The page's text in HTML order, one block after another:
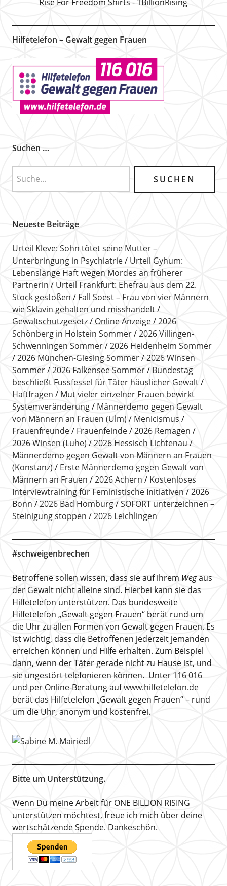
Rise For Freedom Shirts - 1BillionRising
Hilfetelefon – Gewalt gegen Frauen
Suchen …
Neueste Beiträge
Urteil Kleve: Sohn tötet seine Mutter –
Unterbringung in Psychiatrie
Urteil Gyhum:
Lebenslange Haft wegen Mordes an früherer
Partnerin
Urteil Frankfurt: Ehefrau aus dem 22.
Stock gestoßen
Fall Soest – Frau von vier Männern
wie Sklavin gehalten und misshandelt
Gewaltschutzgesetz
Online Anzeige
2026
Schönberg in Holstein Sommer
2026 Villingen-
Schwenningen Sommer
2026 Heidenheim Sommer
2026 München-Giesing Sommer
2026 Winsen
Sommer
2026 Falkensee Sommer
Bundestag
beschließt Fussfessel für Täter häuslicher Gewalt
Haftfragen
Mut vieler einzelner Frauen bewirkt
Systemveränderung
Männerdemo gegen Gewalt
von Männern an Frauen (Ulm)
Menicismus
Frauenfreunde
Frauenfeinde
2026 Remagen
2026 Winsen (Luhe)
2026 Hessisch Lichtenau
Männerdemo gegen Gewalt von Männern an Frauen
(Konstanz)
Erste Männerdemo gegen Gewalt von
Männern an Frauen
2026 Achern
Kostenloses
Interviewtraining für Feministische Initiativen
2026
Bonn
2026 Bad Homburg
SOFORT unterzeichnen –
Steinigung stoppen
2026 Leichlingen
#schweigenbrechen
Betroffene sollen wissen, dass sie auf ihrem Wegaus
der Gewalt nicht alleine sind. Hierbei kann sie das
Hilfetelefon unterstützen. Das bundesweite
Hilfetelefon „Gewalt gegen Frauen“ berät rund um
die Uhr zu allen Formen von Gewalt gegen Frauen. Es
ist wichtig, dass die Betroffenen jederzeit jemanden
erreichen können und Hilfe erhalten. Zum Beispiel
dann, wenn der Täter gerade nicht zu Hause ist, und
sie ungestört telefonieren können. Unter 116 016
und per Online-Beratung aufwww.hilfetelefon.de
berät das Hilfetelefon „Gewalt gegen Frauen“ – rund
um die Uhr, anonym und kostenfrei.
Bitte um Unterstützung.
Wenn Du meine Arbeit für ONE BILLION RISING
unterstützen möchtest, freue ich mich über deine
wertschätzende Spende. Dankeschön.